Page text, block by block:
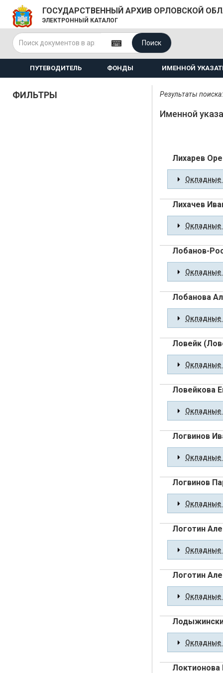
ГОСУДАРСТВЕННЫЙ АРХИВ ОРЛОВСКОЙ
ЭЛЕКТРОННЫЙ КАТАЛОГ
Поиск
ПУТЕВОДИТЕЛЬ ФОНДЫ ИМЕННОЙ
ФИЛЬТРЫ Результаты
Именной
Лихарев
Окладные
Лихачев
Окладные
Лобанов-
Окладные
Лобанова
Окладные
Ловейк
Окладные
Ловейкова
Окладные
Логвинов
Окладные
Логвинов
Окладные
Логотин
Окладные
Логотин
Окладные
Окладные
Локтионова